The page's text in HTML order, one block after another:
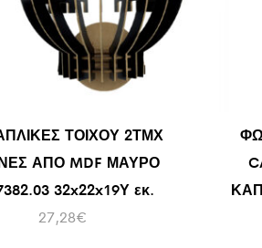
ΤΟΙΧΟΥ 2ΤΜΧ
ΑΠΟ MDF ΜΑΥΡΟ
32x22x19Υ εκ.
27,28€